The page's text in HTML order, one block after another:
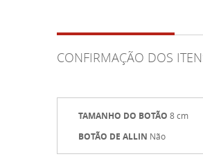
CONFIRMAÇÃO DOS
TAMANHO DO BOTÃO 8 cm
BOTÃO DE ALLIN Não